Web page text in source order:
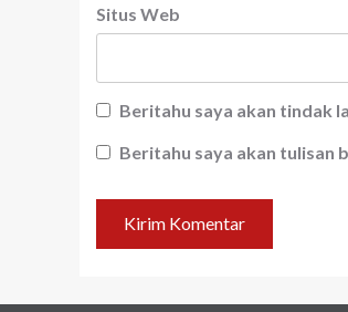
Situs Web
Beritahu saya akan tindak
Beritahu saya akan tulisan